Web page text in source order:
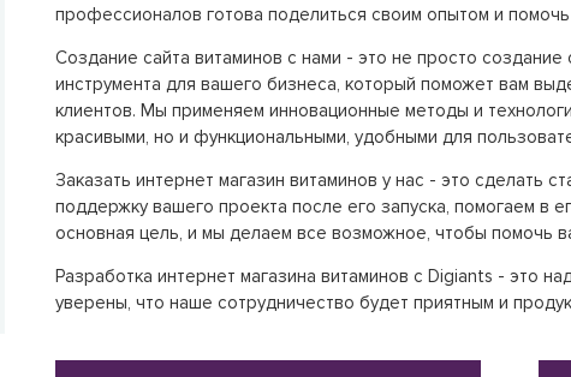
профессионалов готова поделиться своим опытом и
Создание сайта витаминов с нами - это не просто создание
инструмента для вашего бизнеса, который поможет вам
клиентов. Мы применяем инновационные методы и
красивыми, но и функциональными, удобными для
Заказать интернет магазин витаминов у нас - это сделать
поддержку вашего проекта после его запуска, помогаем в
основная цель, и мы делаем все возможное, чтобы помочь
Разработка интернет магазина витаминов с Digiants - это
уверены, что наше сотрудничество будет приятным и